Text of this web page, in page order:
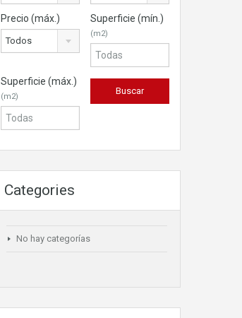
Precio (máx.)
Todos
Superficie (mín.)
(m2)
Superficie (máx.)
(m2)
Categories
No hay categorías